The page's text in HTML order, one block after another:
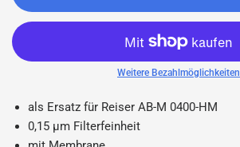
Weitere Bezahlmöglichkeiten
als Ersatz für Reiser AB-M 0400-HM
0,15 µm Filterfeinheit